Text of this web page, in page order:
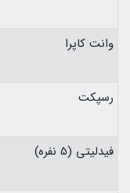
وانت کاپرا
رسپکت
فیدلیتی (5 نفره)